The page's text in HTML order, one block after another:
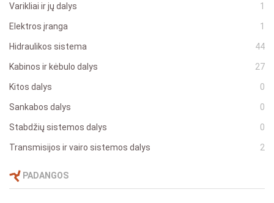
Varikliai ir jų dalys 1
Elektros įranga 1
Hidraulikos sistema 44
Kabinos ir kėbulo dalys 27
Kitos dalys 0
Sankabos dalys 0
Stabdžių sistemos dalys 0
Transmisijos ir vairo sistemos dalys 2
PADANGOS